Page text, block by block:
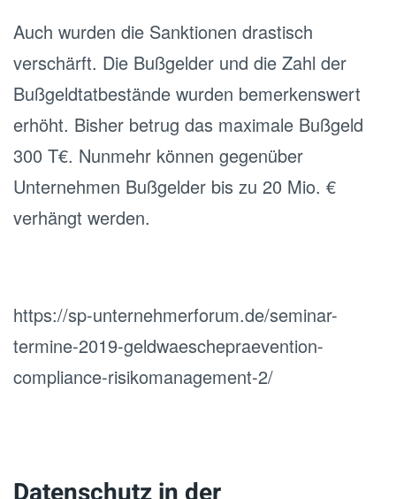
Auch wurden die Sanktionen drastisch
verschärft. Die Bußgelder und die Zahl der
Bußgeldtatbestände wurden bemerkenswert
erhöht. Bisher betrug das maximale Bußgeld
300 T€. Nunmehr können gegenüber
Unternehmen Bußgelder bis zu 20 Mio. €
verhängt werden.
https://sp-unternehmerforum.de/seminar-
termine-2019-geldwaeschepraevention-
compliance-risikomanagement-2/